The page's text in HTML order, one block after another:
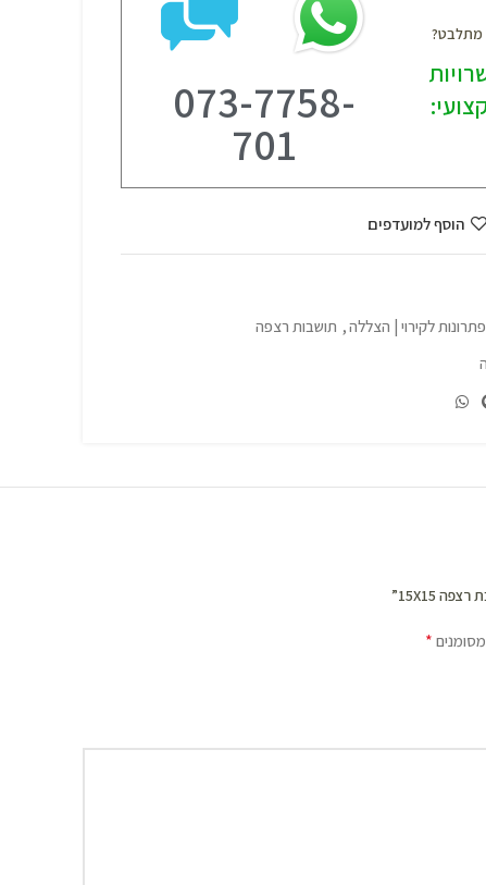
מתלבט?
073-7758-
701
הוסף למועדפים
פתרונות לקירוי | הצללה, תושבות רצפה
*